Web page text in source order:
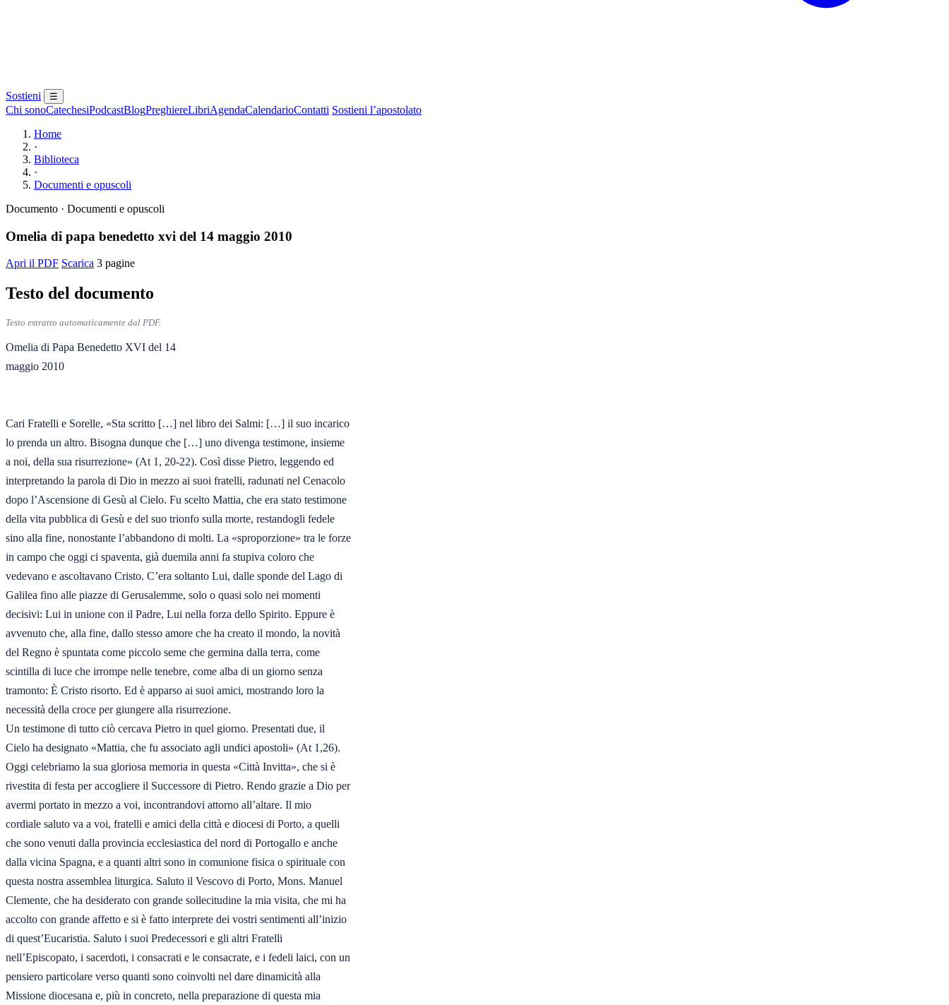
Sostieni ☰
Chi sonoCatechesiPodcastBlogPreghiereLibriAgendaCalendarioContatti Sostieni l’apostolato
Home
·
Biblioteca
·
Documenti e opuscoli
Documento · Documenti e opuscoli
Omelia di papa benedetto xvi del 14 maggio 2010
Apri il PDF Scarica 3 pagine
Testo del documento
Testo estratto automaticamente dal PDF.
Omelia di Papa Benedetto XVI del 14
maggio 2010
Cari Fratelli e Sorelle, «Sta scritto […] nel libro dei Salmi: […] il suo incarico
lo prenda un altro. Bisogna dunque che […] uno divenga testimone, insieme
a noi, della sua risurrezione» (At 1, 20-22). Così disse Pietro, leggendo ed
interpretando la parola di Dio in mezzo ai suoi fratelli, radunati nel Cenacolo
dopo l’Ascensione di Gesù al Cielo. Fu scelto Mattia, che era stato testimone
della vita pubblica di Gesù e del suo trionfo sulla morte, restandogli fedele
sino alla fine, nonostante l’abbandono di molti. La «sproporzione» tra le forze
in campo che oggi ci spaventa, già duemila anni fa stupiva coloro che
vedevano e ascoltavano Cristo. C’era soltanto Lui, dalle sponde del Lago di
Galilea fino alle piazze di Gerusalemme, solo o quasi solo nei momenti
decisivi: Lui in unione con il Padre, Lui nella forza dello Spirito. Eppure è
avvenuto che, alla fine, dallo stesso amore che ha creato il mondo, la novità
del Regno è spuntata come piccolo seme che germina dalla terra, come
scintilla di luce che irrompe nelle tenebre, come alba di un giorno senza
tramonto: È Cristo risorto. Ed è apparso ai suoi amici, mostrando loro la
necessità della croce per giungere alla risurrezione.
Un testimone di tutto ciò cercava Pietro in quel giorno. Presentati due, il
Cielo ha designato «Mattia, che fu associato agli undici apostoli» (At 1,26).
Oggi celebriamo la sua gloriosa memoria in questa «Città Invitta», che si è
rivestita di festa per accogliere il Successore di Pietro. Rendo grazie a Dio per
avermi portato in mezzo a voi, incontrandovi attorno all’altare. Il mio
cordiale saluto va a voi, fratelli e amici della città e diocesi di Porto, a quelli
che sono venuti dalla provincia ecclesiastica del nord di Portogallo e anche
dalla vicina Spagna, e a quanti altri sono in comunione fisica o spirituale con
questa nostra assemblea liturgica. Saluto il Vescovo di Porto, Mons. Manuel
Clemente, che ha desiderato con grande sollecitudine la mia visita, che mi ha
accolto con grande affetto e si è fatto interprete dei vostri sentimenti all’inizio
di quest’Eucaristia. Saluto i suoi Predecessori e gli altri Fratelli
nell’Episcopato, i sacerdoti, i consacrati e le consacrate, e i fedeli laici, con un
pensiero particolare verso quanti sono coinvolti nel dare dinamicità alla
Missione diocesana e, più in concreto, nella preparazione di questa mia